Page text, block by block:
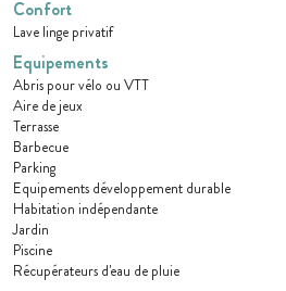
Confort
Lave linge privatif
Equipements
Abris pour vélo ou VTT
Aire de jeux
Terrasse
Barbecue
Parking
Equipements développement durable
Habitation indépendante
Jardin
Piscine
Récupérateurs d'eau de pluie